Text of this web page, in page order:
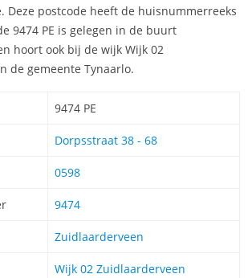
Deze postcode heeft de huisnummerreeks
9474 PE is gelegen in de buurt
hoort ook bij de wijk Wijk 02
de gemeente Tynaarlo.
9474 PE
Dorpsstraat 38 - 68
0598
9474
Zuidlaarderveen
Wijk 02 Zuidlaarderveen